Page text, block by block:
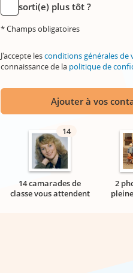
sorti(e) plus tôt ?
* Champs obligatoires
J'accepte lesconditions générales de
connaissance de la politique de
Ajouter à vos
14
14 camarades de
classe vous attendent
2